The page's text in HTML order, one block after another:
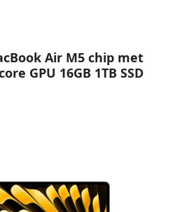
Air M5 chip met
GPU 16GB 1TB SSD